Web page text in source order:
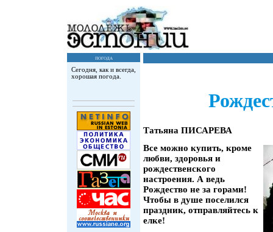
погода
Сегодня, как и всегда,
хорошая погода.
Татьяна ПИСАРЕВА
Все можно купить, кроме
любви, здоровья и
рождественского
настроения. А ведь
Рождество не за горами!
Чтобы в душе поселился
праздник, отправляйтесь к
елке!